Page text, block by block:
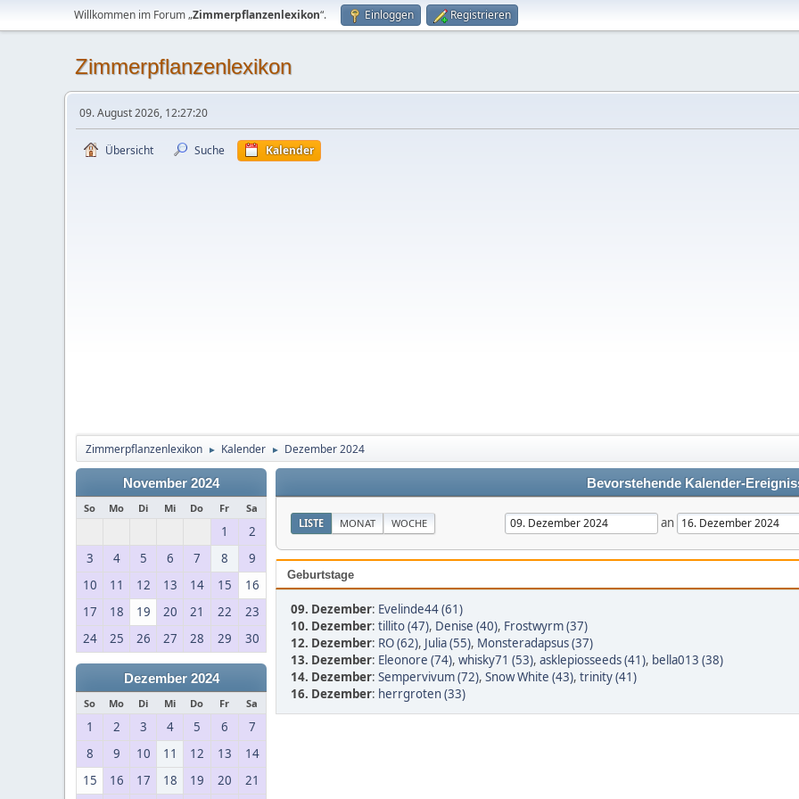
Willkommen im Forum „Zimmerpflanzenlexikon“. Einloggen Registrieren
Zimmerpflanzenlexikon
09. August 2026, 12:27:20
Übersicht Suche Kalender
Zimmerpflanzenlexikon ► Kalender ► Dezember 2024
November 2024
So Mo Di Mi Do Fr Sa
1
2
3
4 5 6 7 8
9
10
11 12 13 14 15
16
17
18 19 20 21 22
23
24
25 26 27 28 29 30
Dezember 2024
So Mo Di Mi Do Fr Sa
1 2 3 4 5 6
7
8
9 10 11 12 13
14
15
16 17 18 19 20 21
Bevorstehende Kalender-
LISTE MONAT WOCHE an
Geburtstage
09. Dezember: Evelinde44 (61)
10. Dezember: tillito (47), Denise (40), Frostwyrm (37)
12. Dezember: RO (62), Julia (55), Monsteradapsus (37)
13. Dezember: Eleonore (74), whisky71 (53), asklepiosseeds (41), bella013 (38)
14. Dezember: Sempervivum (72), Snow White (43), trinity (41)
16. Dezember: herrgroten (33)